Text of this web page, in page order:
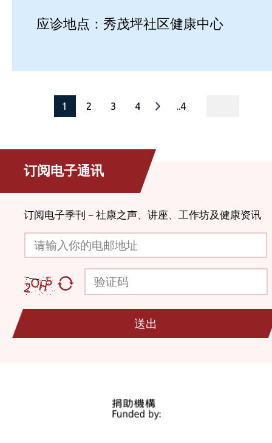
应诊地点：秀茂坪社区健康中心
1 2 3 4 ..4
订阅电子通讯
订阅电子季刊－社康之声、讲座、工作坊及健康资讯
请输入你的电邮地址
验证码
送出